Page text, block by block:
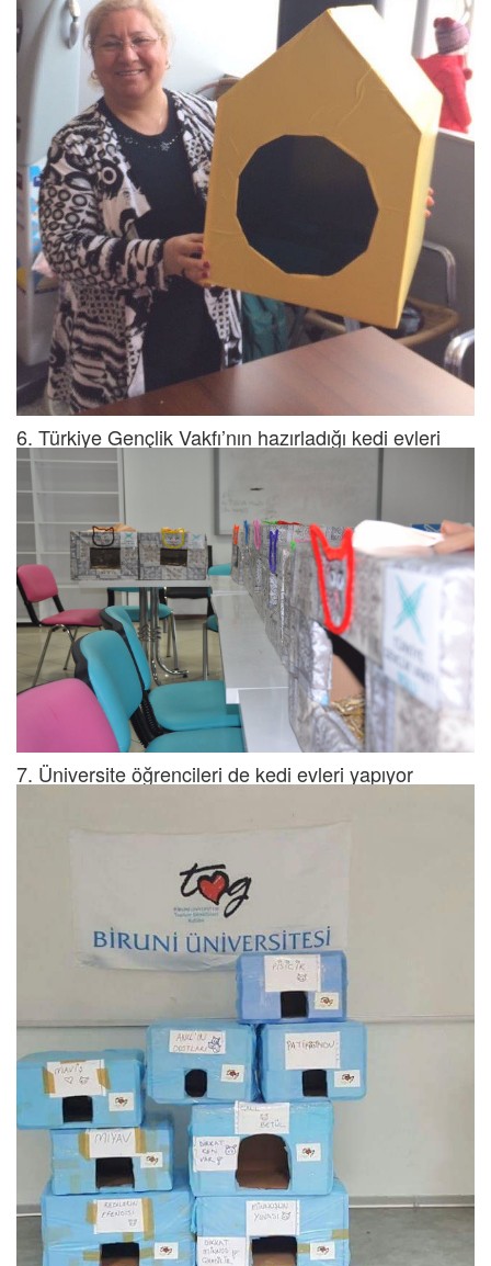
6. Türkiye Gençlik Vakfı’nın hazırladığı kedi evleri
7. Üniversite öğrencileri de kedi evleri yapıyor